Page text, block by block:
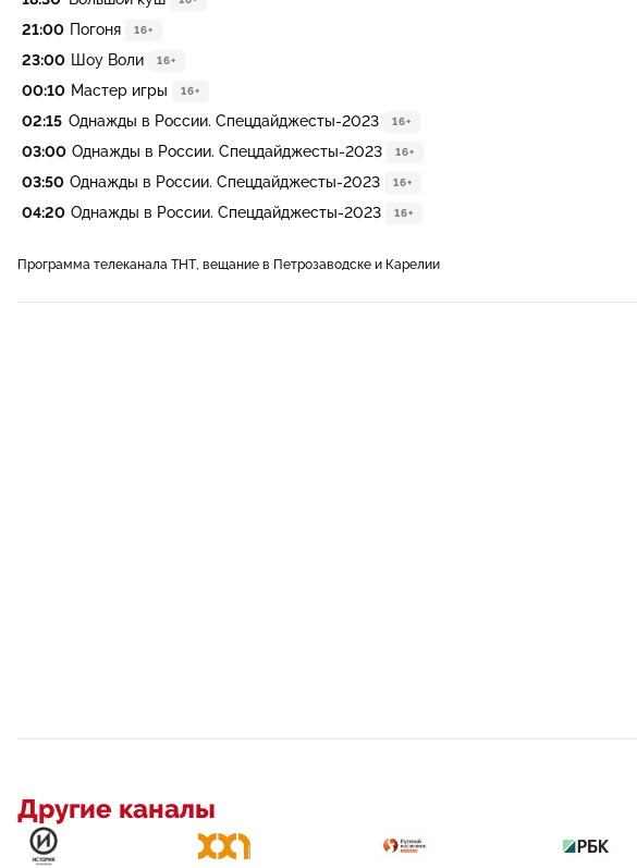
21:00 Погоня 16+
23:00 Шоу Воли 16+
00:10 Мастер игры 16+
02:15 Однажды в России. Спецдайджесты-2023 16+
03:00 Однажды в России. Спецдайджесты-2023 16+
03:50 Однажды в России. Спецдайджесты-2023 16+
04:20 Однажды в России. Спецдайджесты-2023 16+
Программа телеканала ТНТ, вещание в Петрозаводске и Карелии
Другие каналы